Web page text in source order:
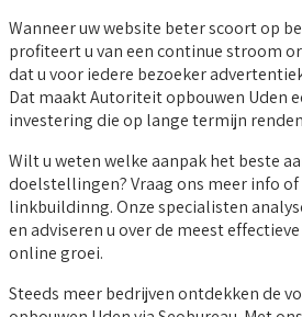
Wanneer uw website beter scoort op
profiteert u van een continue stroom
dat u voor iedere bezoeker
Dat maakt Autoriteit opbouwen Uden
investering die op lange termijn
Wilt u weten welke aanpak het beste
doelstellingen? Vraag ons meer info
linkbuildinng. Onze specialisten
en adviseren u over de meest
online groei.
Steeds meer bedrijven ontdekken de